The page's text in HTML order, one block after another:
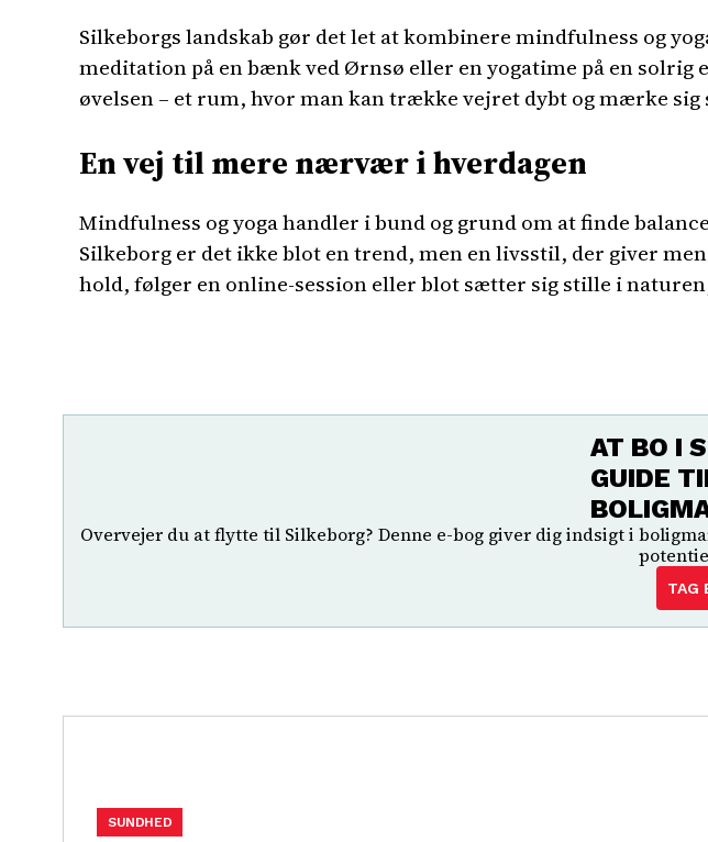
Silkeborgs landskab gør det let at kombinere mindfulness og
meditation på en bænk ved Ørnsø eller en yogatime på en
øvelsen – et rum, hvor man kan trække vejret dybt og mærke sig
En vej til mere nærvær i hverdagen
Mindfulness og yoga handler i bund og grund om at finde
Silkeborg er det ikke blot en trend, men en livsstil, der giver
hold, følger en online-session eller blot sætter sig stille i
AT BO I
GUIDE
Overvejer du at flytte til Silkeborg? Denne e-bog giver dig indsigt i
TAG
SUNDHED